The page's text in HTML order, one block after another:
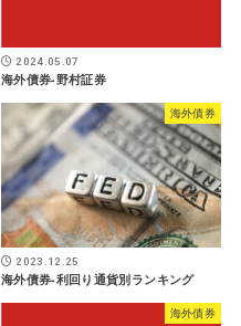
2024.05.07
海外債券-野村証券
海外債券
2023.12.25
海外債券-利回り通貨別ランキング
海外債券